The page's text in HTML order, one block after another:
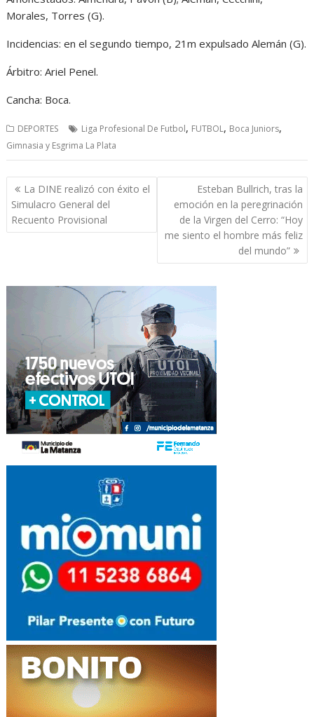
Morales, Torres (G).
Incidencias: en el segundo tiempo, 21m expulsado Alemán (G).
Árbitro: Ariel Penel.
Cancha: Boca.
DEPORTES Liga Profesional De Futbol, FUTBOL, Boca Juniors,
Gimnasia y Esgrima La Plata
Navegación
de
entradas
La DINE realizó con éxito el
Simulacro General del
Recuento Provisional
Esteban Bullrich, tras la
emoción en la peregrinación
de la Virgen del Cerro: “Hoy
me siento el hombre más feliz
del mundo”